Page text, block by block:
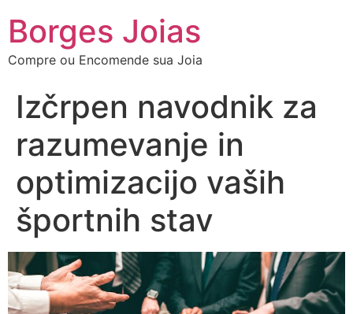
Borges Joias
Compre ou Encomende sua Joia
Izčrpen navodnik za
razumevanje in
optimizacijo vaših
športnih stav